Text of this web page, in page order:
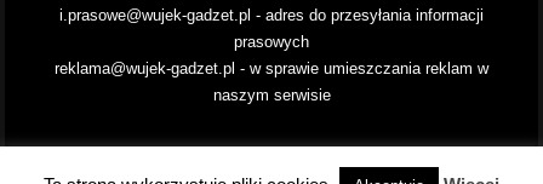
i.prasowe@wujek-gadzet.pl - adres do przesyłania informacji
prasowych
reklama@wujek-gadzet.pl - w sprawie umieszczania reklam w
naszym serwisie
Copyright ® 2025 Wujek-Gadżet